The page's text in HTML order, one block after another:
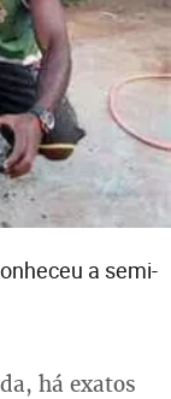
a semi-
há exatos